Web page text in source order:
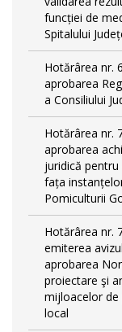
funcției de
Spitalului
Hotărârea nr.
aprobarea
a Consiliului
Hotărârea nr.
aprobarea
juridică
fața
Pomiculturii
Hotărârea nr.
emiterea
aprobarea
proiectare şi
mijloacelor de
local